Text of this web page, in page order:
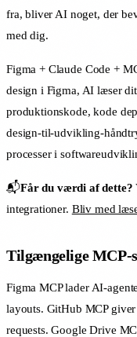
fra, bliver AI noget, der
med dig.
Figma + Claude Code +
design i Figma, AI læser
produktionskode, kode
design-til-udvikling-
processer i
📬Får du værdi af dette?
integrationer. Bliv med
Tilgængelige MCP-
Figma MCP lader AI-
layouts. GitHub MCP
requests. Google Drive